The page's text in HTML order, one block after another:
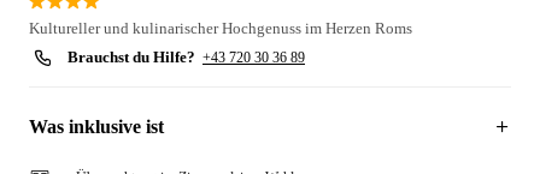
Kultureller und kulinarischer Hochgenuss im Herzen Roms
Brauchst du Hilfe? +43 720 30 36 89
Was inklusive ist